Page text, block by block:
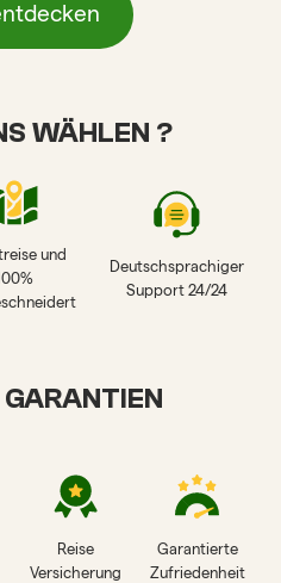
WÄHLEN ?
und
Deutschsprachiger
Support 24/24
Reise
Versicherung
Garantierte
Zufriedenheit